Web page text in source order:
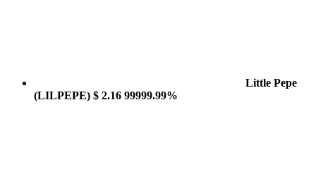
Little Pepe
(LILPEPE) $ 2.16 99999.99%